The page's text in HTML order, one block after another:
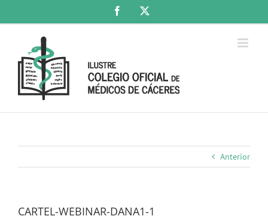
Facebook
Anterior
CARTEL-WEBINAR-DANA1-1